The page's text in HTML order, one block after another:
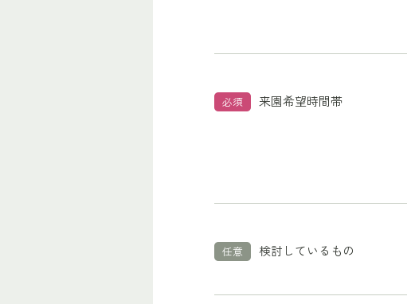
必須 来園希望時間帯
任意 検討しているもの